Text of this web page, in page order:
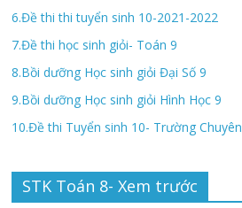
6.Đề thi thi tuyển sinh 10-2021-2022
7.Đề thi học sinh giỏi- Toán 9
8.Bồi dưỡng Học sinh giỏi Đại Số 9
9.Bồi dưỡng Học sinh giỏi Hình Học 9
10.Đề thi Tuyển sinh 10- Trường Chuyên
STK Toán 8- Xem trước